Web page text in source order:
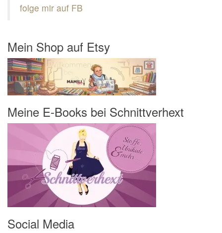
folge mir auf FB
Mein Shop auf Etsy
Meine E-Books bei Schnittverhext
Social Media